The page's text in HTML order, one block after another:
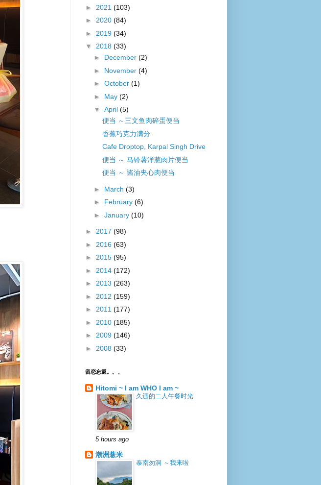
► 2021 (103)
► 2020 (84)
► 2019 (34)
▼ 2018 (33)
► December (2)
► November (4)
► October (1)
► May (2)
▼ April (5)
便当 ～三文鱼肉碎蛋便当
香蕉巧克力满分
Cafe Droptop, Karpal Singh Drive
便当 ～ 马铃薯洋葱肉片便当
便当 ～ 酱油夹心肉便当
► March (3)
► February (6)
► January (10)
► 2017 (98)
► 2016 (63)
► 2015 (95)
► 2014 (172)
► 2013 (263)
► 2012 (159)
► 2011 (177)
► 2010 (185)
► 2009 (146)
► 2008 (33)
留恋忘返。。。
Hitomi ~ I am WHO I am ~
久违的二人午餐时光
5 hours ago
潮洲薏米
泰南勿洞 ～我来啦